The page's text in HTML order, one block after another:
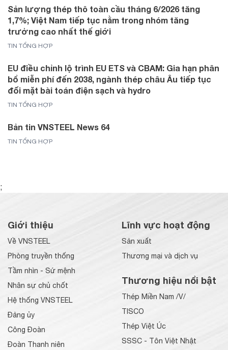
Sản lượng thép thô toàn cầu tháng 6/2026 tăng
1,7%; Việt Nam tiếp tục nằm trong nhóm tăng
trưởng cao nhất thế giới
TIN TỔNG HỢP
EU điều chỉnh lộ trình EU ETS và CBAM: Gia hạn phân
bổ miễn phí đến 2038, ngành thép châu Âu tiếp tục
đối mặt bài toán điện sạch và hydro
TIN TỔNG HỢP
Bản tin VNSTEEL News 64
TIN TỔNG HỢP
;
Giới thiệu
Về VNSTEEL
Phòng truyền thống
Tầm nhìn - Sứ mệnh
Nhân sự chủ chốt
Hệ thống VNSTEEL
Đảng ủy
Công Đoàn
Đoàn Thanh niên
Lĩnh vực hoạt động
Sản xuất
Thương mại và dịch vụ
Thương hiệu nổi bật
Thép Miền Nam /V/
TISCO
Thép Việt Úc
SSSC - Tôn Việt Nhật